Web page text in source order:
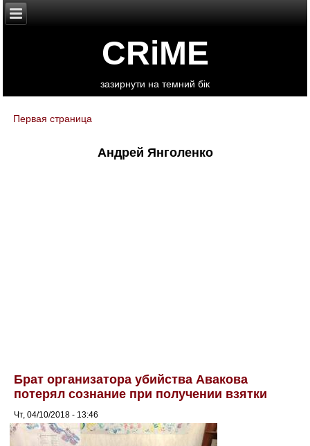
CRiME
зазирнути на темний бік
You are here
Первая страница
Андрей Янголенко
Брат организатора убийства Авакова
потерял сознание при получении взятки
Чт, 04/10/2018 - 13:46